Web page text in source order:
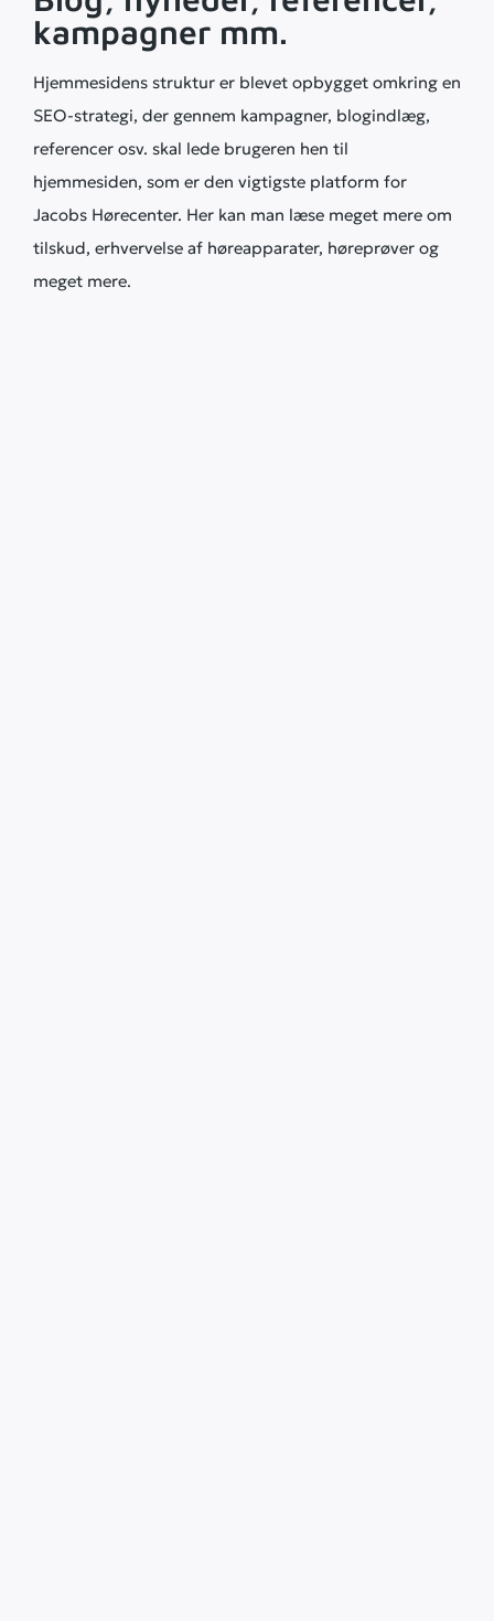
kampagner mm.
Hjemmesidens struktur er blevet opbygget omkring en
SEO-strategi, der gennem kampagner, blogindlæg,
referencer osv. skal lede brugeren hen til
hjemmesiden, som er den vigtigste platform for
Jacobs Hørecenter. Her kan man læse meget mere om
tilskud, erhvervelse af høreapparater, høreprøver og
meget mere.